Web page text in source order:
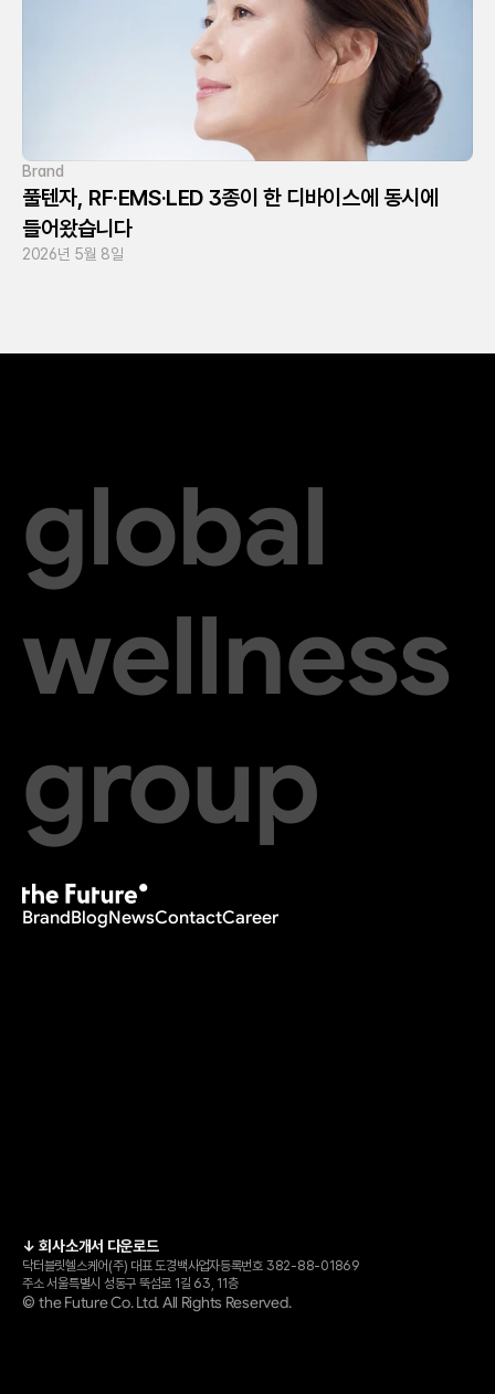
Brand
풀텐자, RF·EMS·LED 3종이 한 디바이스에 동시에
들어왔습니다
2026년 5월 8일
global
wellness
group
BrandBlogNewsContactCareer
↓ 회사소개서 다운로드
닥터블릿헬스케어(주) 대표 도경백사업자등록번호 382-88-01869
주소 서울특별시 성동구 뚝섬로 1길 63, 11층
© the Future Co. Ltd. All Rights Reserved.